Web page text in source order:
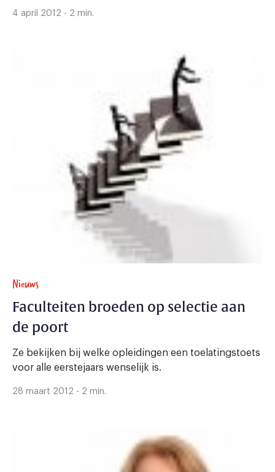
4 april 2012 - 2 min.
Nieuws
Faculteiten broeden op selectie aan
de poort
Ze bekijken bij welke opleidingen een toelatingstoets
voor alle eerstejaars wenselijk is.
28 maart 2012 - 2 min.